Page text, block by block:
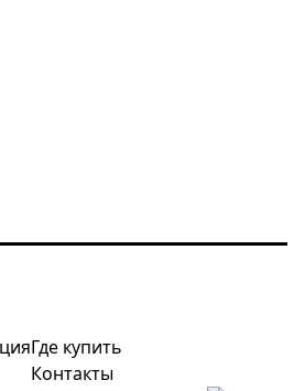
Где купить
Контакты